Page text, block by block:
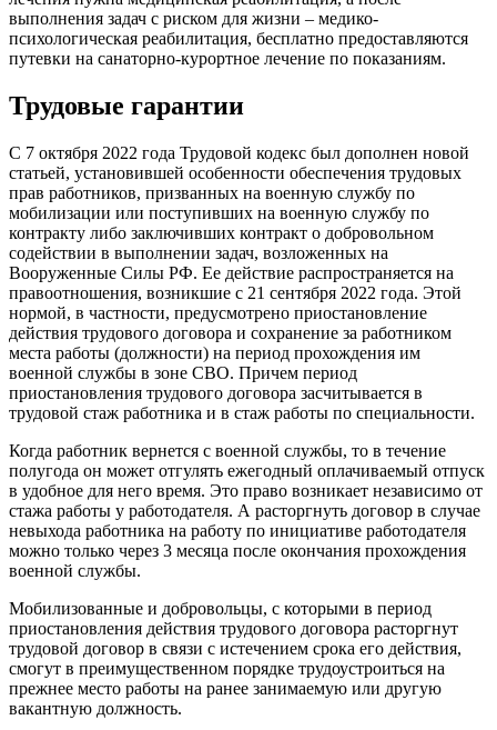
выполнения задач с риском для жизни – медико-
психологическая реабилитация, бесплатно предоставляются
путевки на санаторно-курортное лечение по показаниям.
Трудовые гарантии
С 7 октября 2022 года Трудовой кодекс был дополнен новой
статьей, установившей особенности обеспечения трудовых
прав работников, призванных на военную службу по
мобилизации или поступивших на военную службу по
контракту либо заключивших контракт о добровольном
содействии в выполнении задач, возложенных на
Вооруженные Силы РФ. Ее действие распространяется на
правоотношения, возникшие с 21 сентября 2022 года. Этой
нормой, в частности, предусмотрено приостановление
действия трудового договора и сохранение за работником
места работы (должности) на период прохождения им
военной службы в зоне СВО. Причем период
приостановления трудового договора засчитывается в
трудовой стаж работника и в стаж работы по специальности.
Когда работник вернется с военной службы, то в течение
полугода он может отгулять ежегодный оплачиваемый отпуск
в удобное для него время. Это право возникает независимо от
стажа работы у работодателя. А расторгнуть договор в случае
невыхода работника на работу по инициативе работодателя
можно только через 3 месяца после окончания прохождения
военной службы.
Мобилизованные и добровольцы, с которыми в период
приостановления действия трудового договора расторгнут
трудовой договор в связи с истечением срока его действия,
смогут в преимущественном порядке трудоустроиться на
прежнее место работы на ранее занимаемую или другую
вакантную должность.